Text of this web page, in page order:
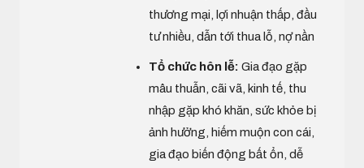
thương mại, lợi nhuận thấp, đầu
tư nhiều, dẫn tới thua lỗ, nợ nần
Tổ chức hôn lễ: Gia đạo gặp
mâu thuẫn, cãi vã, kinh tế, thu
nhập gặp khó khăn, sức khỏe bị
ảnh hưởng, hiếm muộn con cái,
gia đạo biến động bất ổn, dễ